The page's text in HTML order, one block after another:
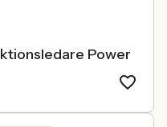
Power